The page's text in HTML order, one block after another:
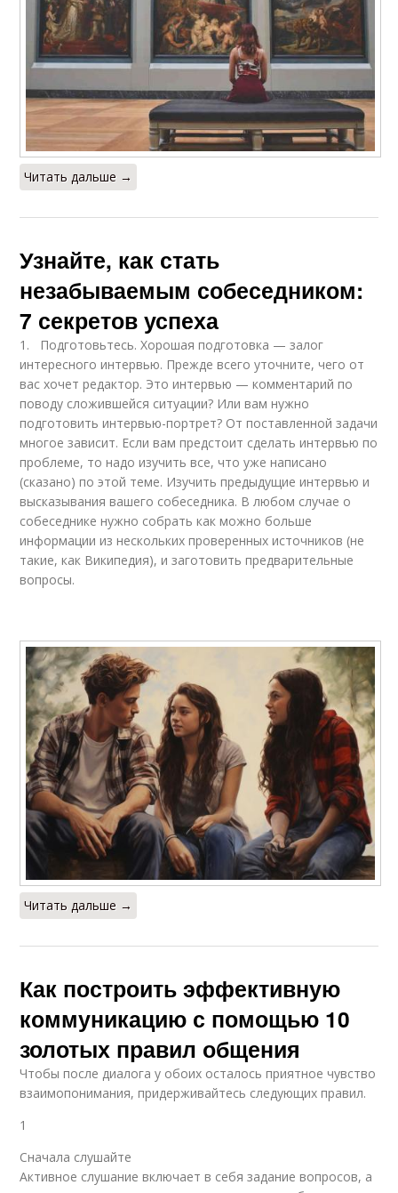
Читать дальше →
Узнайте, как стать
незабываемым собеседником:
7 секретов успеха
1. Подготовьтесь. Хорошая подготовка — залог
интересного интервью. Прежде всего уточните, чего от
вас хочет редактор. Это интервью — комментарий по
поводу сложившейся ситуации? Или вам нужно
подготовить интервью-портрет? От поставленной задачи
многое зависит. Если вам предстоит сделать интервью по
проблеме, то надо изучить все, что уже написано
(сказано) по этой теме. Изучить предыдущие интервью и
высказывания вашего собеседника. В любом случае о
собеседнике нужно собрать как можно больше
информации из нескольких проверенных источников (не
такие, как Википедия), и заготовить предварительные
вопросы.
Читать дальше →
Как построить эффективную
коммуникацию с помощью 10
золотых правил общения
Чтобы после диалога у обоих осталось приятное чувство
взаимопонимания, придерживайтесь следующих правил.
1
Сначала слушайте
Активное слушание включает в себя задание вопросов, а